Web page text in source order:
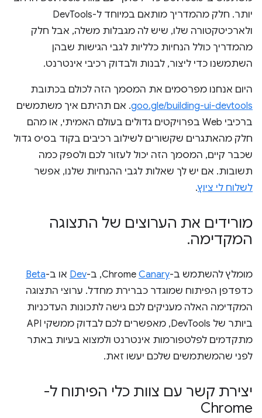
יותר. חלק מהמדריך מותאם במיוחד ל-DevTools
ולארכיטקטורה שלו, שיש לה מגבלות משלה, אבל חלק
מהמדריך כולל הנחיות כלליות לגבי הגישות שבהן
השתמשנו כדי ליצור, לבנות ולבדוק רכיבי אינטרנט.
היום אנחנו מפרסמים את המסמך הזה לכולם בכתובת
goo.gle/building-ui-devtools. אם תהיתם איך משתמשים
ברכיבי Web בפרויקטים גדולים בעולם האמיתי, או מהם
חלק מהאתגרים שקשורים לשילוב רכיבים בקוד בסיס גדול
שכבר קיים, המסמך הזה יכול לעזור לכם ולספק כמה
תשובות. אם יש לך שאלות לגבי ההנחיות שלנו, אפשר
לשלוח לי ציוץ.
מורידים את הערוצים של התצוגה
המקדימה.
מומלץ להשתמש ב-ChromeCanary , ב-Dev או ב-Beta
כדפדפן הפיתוח שמוגדר כברירת מחדל. ערוצי התצוגה
המקדימה האלה מעניקים לכם גישה לתכונות העדכניות
ביותר של DevTools, מאפשרים לכם לבדוק ממשקי API
מתקדמים לפלטפורמות אינטרנט ולמצוא בעיות באתר
לפני שהמשתמשים שלכם יעשו זאת.
יצירת קשר עם צוות כלי הפיתוח ל-
Chrome